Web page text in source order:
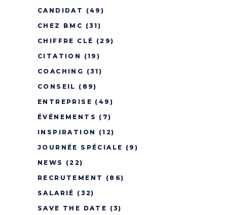
CANDIDAT
(49)
CHEZ BMC (31)
CHIFFRE CLÉ (29)
CITATION
(19)
COACHING (31)
CONSEIL (89)
ENTREPRISE (49)
ÉVÉNEMENTS (7)
INSPIRATION
(12)
JOURNÉE SPÉCIALE (9)
NEWS
(22)
RECRUTEMENT
(86)
SALARIÉ (32)
SAVE THE DATE (3)